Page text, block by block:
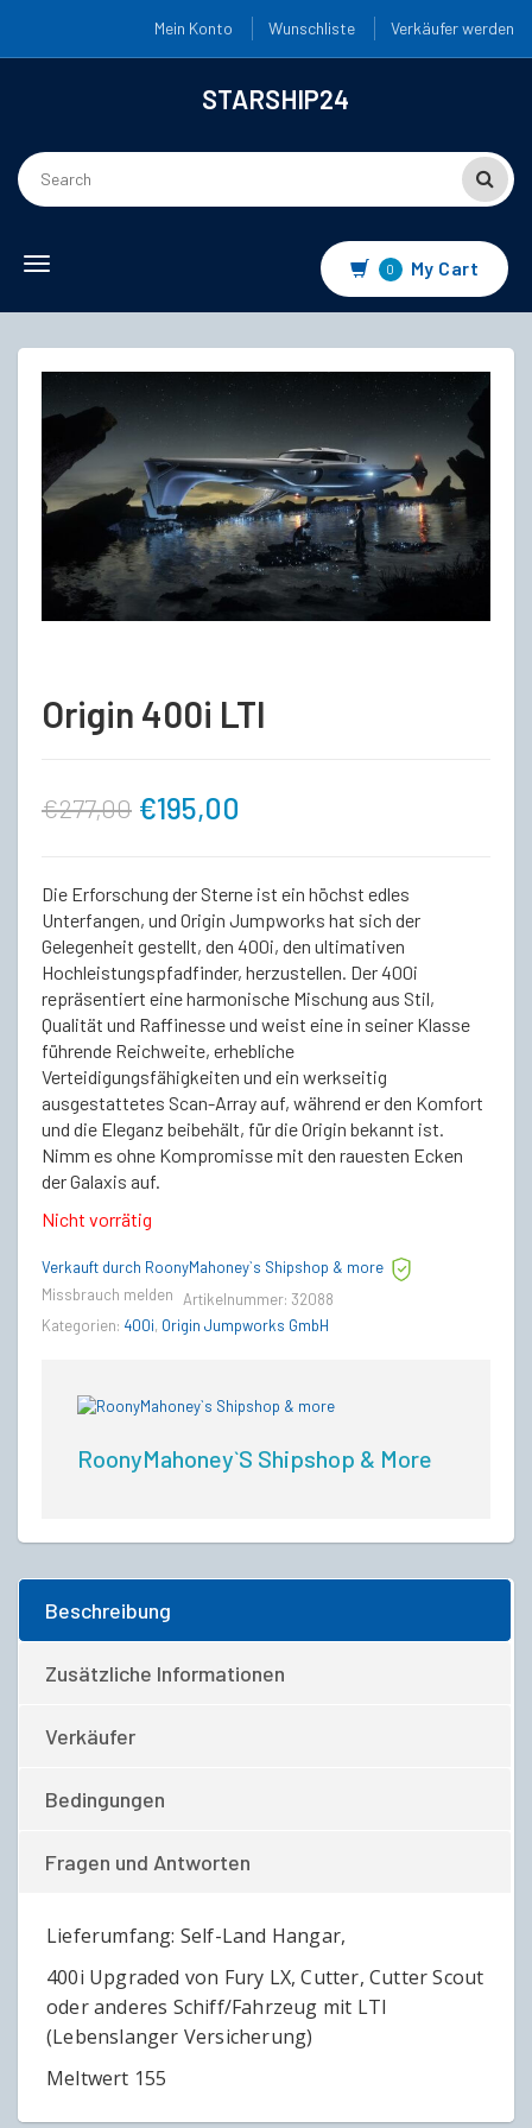
Mein Konto Wunschliste Verkäufer werden
STARSHIP24
Toggle
0 My Cart
Origin 400i LTI
€277,00 Ursprünglicher
war:
€277,00
€195,00
ist:
€195,00.
Die Erforschung der Sterne ist ein höchst edles
Unterfangen, und Origin Jumpworks hat sich der
Gelegenheit gestellt, den 400i, den ultimativen
Hochleistungspfadfinder, herzustellen. Der 400i
repräsentiert eine harmonische Mischung aus Stil,
Qualität und Raffinesse und weist eine in seiner Klasse
führende Reichweite, erhebliche
Verteidigungsfähigkeiten und ein werkseitig
ausgestattetes Scan-Array auf, während er den Komfort
und die Eleganz beibehält, für die Origin bekannt ist.
Nimm es ohne Kompromisse mit den rauesten Ecken
der Galaxis auf.
Nicht vorrätig
Verkauft durch RoonyMahoney`s Shipshop & more
Missbrauch melden Artikelnummer: 32088
Kategorien: 400i, Origin Jumpworks GmbH
RoonyMahoney`s Shipshop & More
Beschreibung
Zusätzliche Informationen
Verkäufer
Bedingungen
Fragen und Antworten
Lieferumfang: Self-Land Hangar,
400i Upgraded von Fury LX, Cutter, Cutter Scout
oder anderes Schiff/Fahrzeug mit LTI
(Lebenslanger Versicherung)
Meltwert 155